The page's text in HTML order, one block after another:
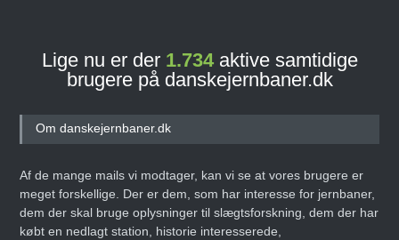
Lige nu er der 1.734aktive samtidige
brugere på danskejernbaner.dk
Om danskejernbaner.dk
Af de mange mails vi modtager, kan vi se at vores brugere er
meget forskellige. Der er dem, som har interesse for jernbaner,
dem der skal bruge oplysninger til slægtsforskning, dem der har
købt en nedlagt station, historie interesserede,